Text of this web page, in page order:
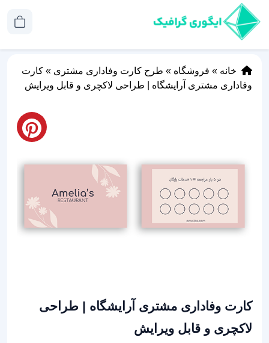
خانه » فروشگاه » طرح کارت وفاداری مشتری » کارت
وفاداری مشتری آرایشگاه | طراحی لاکچری و قابل ویرایش
کارت وفاداری مشتری آرایشگاه | طراحی
لاکچری و قابل ویرایش